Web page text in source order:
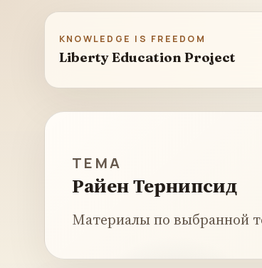
KNOWLEDGE IS FREEDOM
Liberty Education Project
ТЕМА
Райен Тернипсид
Материалы по выбранной